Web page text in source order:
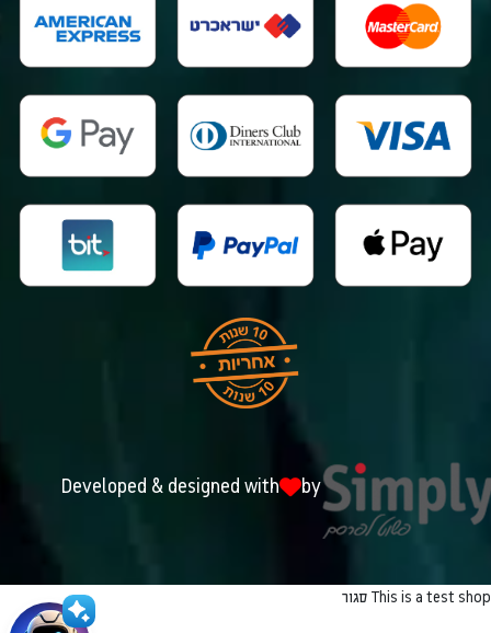
Developed & designed with by
This is a test shop סגור